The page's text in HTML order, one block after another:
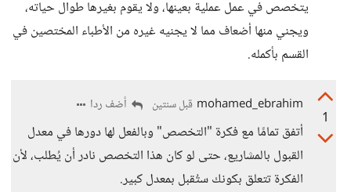
يتخصص في عمل عملية بعينها، ولا يقوم بغيرها طوال حياته،
ويجني منها أضعاف مما لا يجنيه غيره من الأطباء المختصين في
القسم بأكمله.
1
mohamed_ebrahim قبل سنتين أضف ردا
أتفق تمامًا مع فكرة "التخصص" وبالفعل لها دورها في معدل
القبول بالمشاريع، حتى لو كان هذا التخصص نادر أن يُطلب، لأن
الفكرة تتعلق بكونك ستُقبل بمعدل كبير.